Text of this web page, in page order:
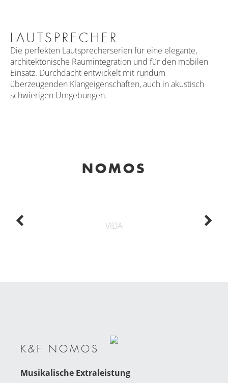
LAUTSPRECHER
Die perfekten Lautsprecherserien für eine elegante,
architektonische Raumintegration und für den mobilen
Einsatz. Durchdacht entwickelt mit rundum
überzeugenden Klangeigenschaften, auch in akustisch
schwierigen Umgebungen.
NOMOS
VIDA
K&F NOMOS
Musikalische Extraleistung